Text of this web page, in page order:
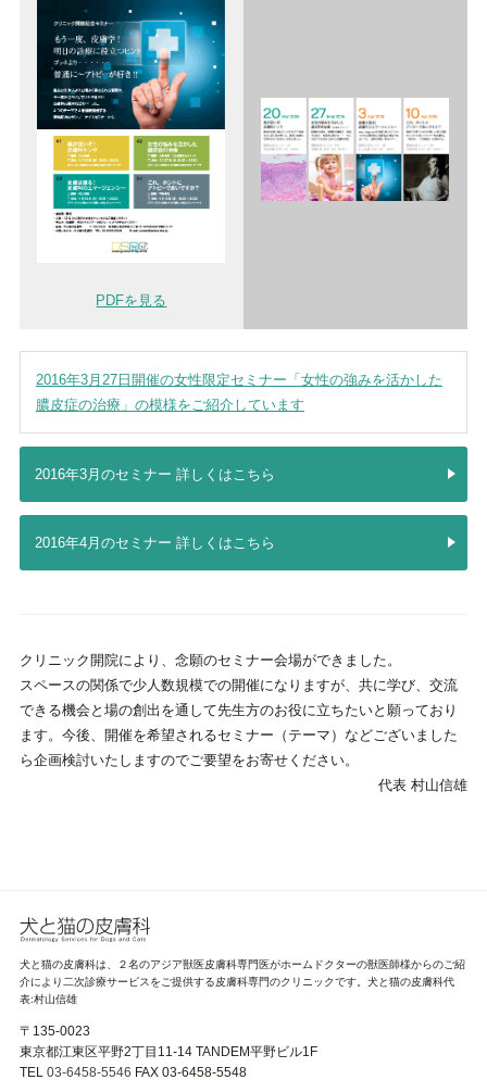
PDFを見る
2016年3月27日開催の女性限定セミナー「女性の強みを活かした
膿皮症の治療」の模様をご紹介しています
2016年3月のセミナー 詳しくはこちら
2016年4月のセミナー 詳しくはこちら
クリニック開院により、念願のセミナー会場ができました。
スペースの関係で少人数規模での開催になりますが、共に学び、交流
できる機会と場の創出を通して先生方のお役に立ちたいと願っており
ます。今後、開催を希望されるセミナー（テーマ）などございました
ら企画検討いたしますのでご要望をお寄せください。
代表 村山信雄
犬と猫の皮膚科は、２名のアジア獣医皮膚科専門医がホームドクターの獣医師様からのご紹
介により二次診療サービスをご提供する皮膚科専門のクリニックです。犬と猫の皮膚科代
表:村山信雄
〒135-0023
東京都江東区平野2丁目11-14 TANDEM平野ビル1F
TEL 03-6458-5546 FAX 03-6458-5548